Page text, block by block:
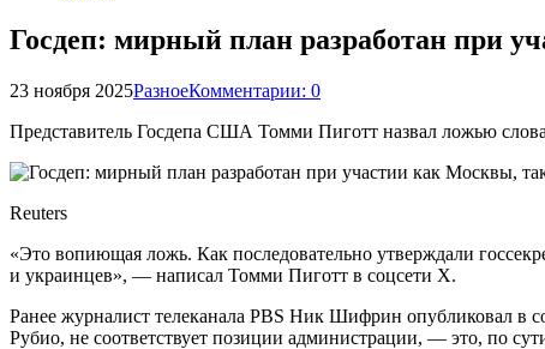
Госдеп: мирный план разработан при
23 ноября 2025РазноеКомментарии: 0
Представитель Госдепа США Томми Пиготт назвал ложью
Reuters
«Это вопиющая ложь. Как последовательно утверждали
и украинцев», — написал Томми Пиготт в соцсети X.
Ранее журналист телеканала PBS Ник Шифрин опубликовал в
Рубио, не соответствует позиции администрации, — это, по